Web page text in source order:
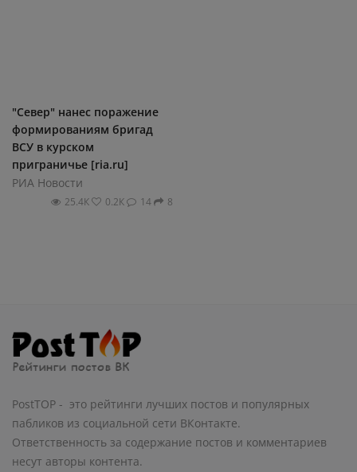
"Север" нанес поражение
формированиям бригад
ВСУ в курском
приграничье [ria.ru]
РИА Новости
25.4К 0.2К 14 8
PostTOP - это рейтинги лучших постов и популярных
пабликов из социальной сети ВКонтакте.
Ответственность за содержание постов и комментариев
несут авторы контента.